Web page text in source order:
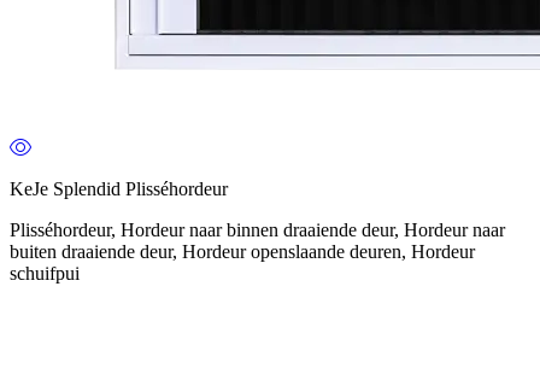
KeJe Splendid Plisséhordeur
Plisséhordeur, Hordeur naar binnen draaiende deur, Hordeur naar
buiten draaiende deur, Hordeur openslaande deuren, Hordeur
schuifpui